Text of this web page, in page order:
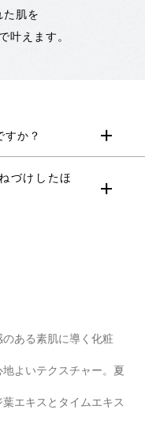
た肌を
叶えます。
か？
づけしたほ
ある素肌に導く化粧
よいテクスチャー。夏
エキスとタイムエキス